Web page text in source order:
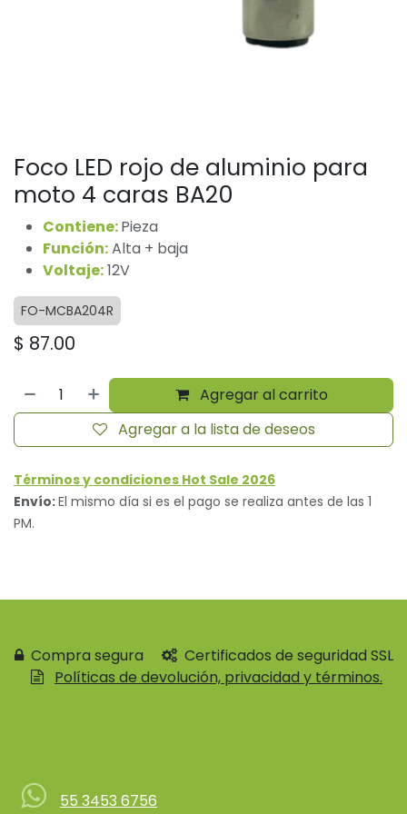
Foco LED rojo de aluminio para
moto 4 caras BA20
Contiene:Pieza
Función:Alta + baja
Voltaje:12V
FO-MCBA204R
$ 87.00
Agregar al carrito
Agregar a la lista de deseos
Términos y condiciones Hot Sale 2026
Envío:El mismo día si es el pago se realiza antes de las 1
PM.
Compra segura
Certificados de seguridad SSL
Políticas de devolución, privacidad y términos.
55 3453 6756